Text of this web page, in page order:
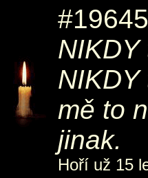
#19645
mě to
jinak.
Hoří už 15